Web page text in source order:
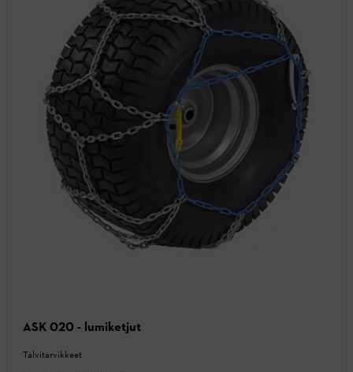
ASK 020 - lumiketjut
Talvitarvikkeet